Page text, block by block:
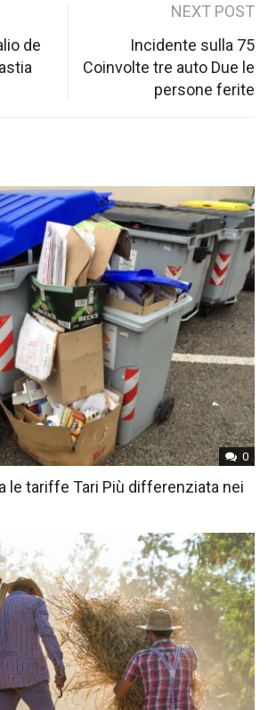
de
NEXT POST
Incidente sulla 75
Coinvolte tre auto Due le
persone ferite
0
le tariffe Tari Più differenziata nei